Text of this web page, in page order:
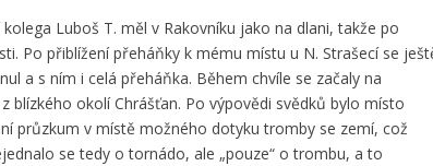
Luboš T. měl v Rakovníku jako na dlani, takže po
Po přiblížení přeháňky k mému místu u N. Strašecí se
a s ním i celá přeháňka. Během chvíle se začaly na
okolí Chrášťan. Po výpovědi svědků bylo místo
průzkum v místě možného dotyku tromby se zemí, což
se tedy o tornádo, ale „pouze“ o trombu, a to